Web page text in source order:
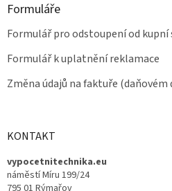
Formuláře
Formulář pro odstoupení od kupní
Formulář k uplatnění reklamace
Změna údajů na faktuře (daňovém
KONTAKT
vypocetnitechnika.eu
náměstí Míru 199/24